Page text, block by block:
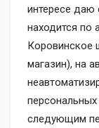
интересе даю
находится по
Коровинское
магазин), на
следующим